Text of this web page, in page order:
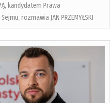
kandydatem Prawa
rozmawia JAN PRZEMYŁSKI